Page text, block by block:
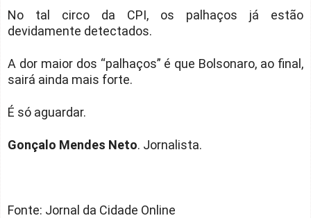
No tal circo da CPI, os palhaços já estão
devidamente detectados.
A dor maior dos “palhaços” é que Bolsonaro, ao final,
sairá ainda mais forte.
É só aguardar.
Gonçalo Mendes Neto. Jornalista.
Fonte: Jornal da Cidade Online